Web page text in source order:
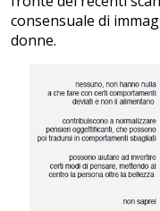
consensuale di
donne.